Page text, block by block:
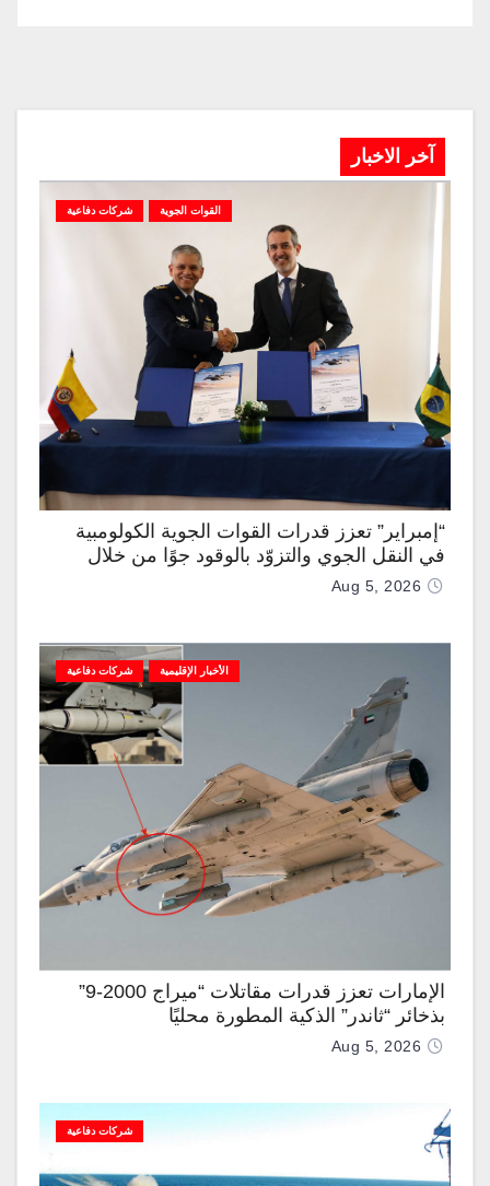
آخر الاخبار
القوات الجوية شركات دفاعية
“إمبراير” تعزز قدرات القوات الجوية الكولومبية
في النقل الجوي والتزوّد بالوقود جوًا من خلال
تزويدها بطائرتي “كيه سي-390 ميلينيوم”
Aug 5, 2026
الأخبار الإقليمية شركات دفاعية
الإمارات تعزز قدرات مقاتلات “ميراج 2000-9”
بذخائر “ثاندر” الذكية المطورة محليًا
Aug 5, 2026
شركات دفاعية